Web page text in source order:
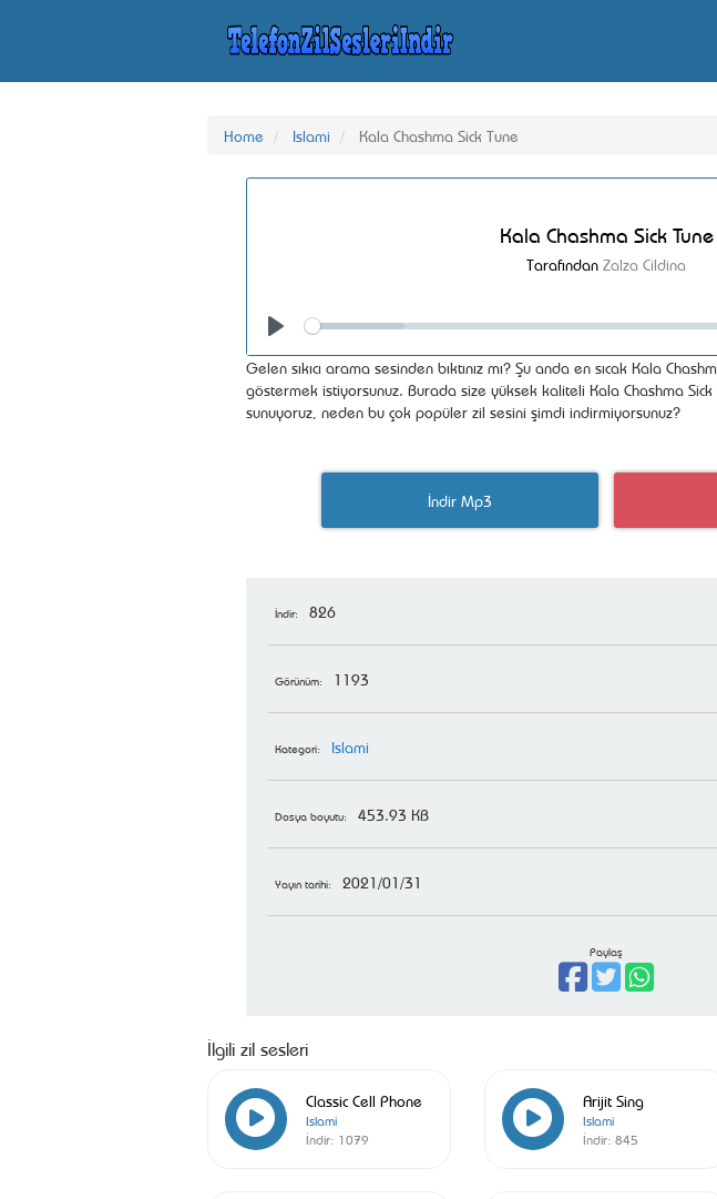
Home Islami Kala Chashma Sick Tune
Kala Chashma Sick Tune
Tarafından Zalza Cildina
Seek
Gelen sıkıcı arama sesinden bıktınız mı? Şu anda en sıcak Kala
göstermek istiyorsunuz. Burada size yüksek kaliteli Kala Chashma
sunuyoruz, neden bu çok popüler zil sesini şimdi indirmiyorsunuz?
İndir Mp3
İndir: 826
Görünüm: 1193
Kategori: Islami
Dosya boyutu: 453.93 KB
Yayın tarihi: 2021/01/31
Paylaş
İlgili zil sesleri
Classic Cell Phone
Islami
İndir: 1079
Arijit Sing
Islami
İndir: 845